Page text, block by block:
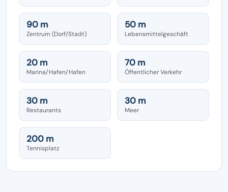
90 m
Zentrum (Dorf/Stadt)
50 m
Lebensmittelgeschäft
20 m
Marina/Hafen/Hafen
70 m
Öffentlicher Verkehr
30 m
Restaurants
30 m
Meer
200 m
Tennisplatz